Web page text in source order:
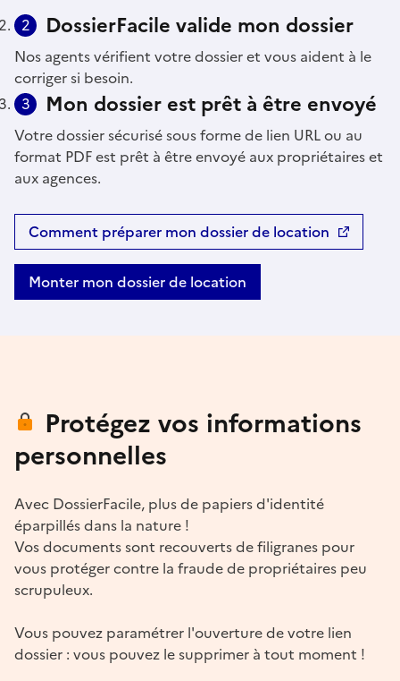
2
DossierFacile valide mon dossier
Nos agents vérifient votre dossier et vous aident à le
corriger si besoin.
3
Mon dossier est prêt à être envoyé
Votre dossier sécurisé sous forme de lien URL ou au
format PDF est prêt à être envoyé aux propriétaires et
aux agences.
Comment préparer mon dossier de location
Monter mon dossier de location
Protégez vos informations
personnelles
Avec DossierFacile, plus de papiers d'identité
éparpillés dans la nature !
Vos documents sont recouverts de filigranes pour
vous protéger contre la fraude de propriétaires peu
scrupuleux.
Vous pouvez paramétrer l'ouverture de votre lien
dossier : vous pouvez le supprimer à tout moment !